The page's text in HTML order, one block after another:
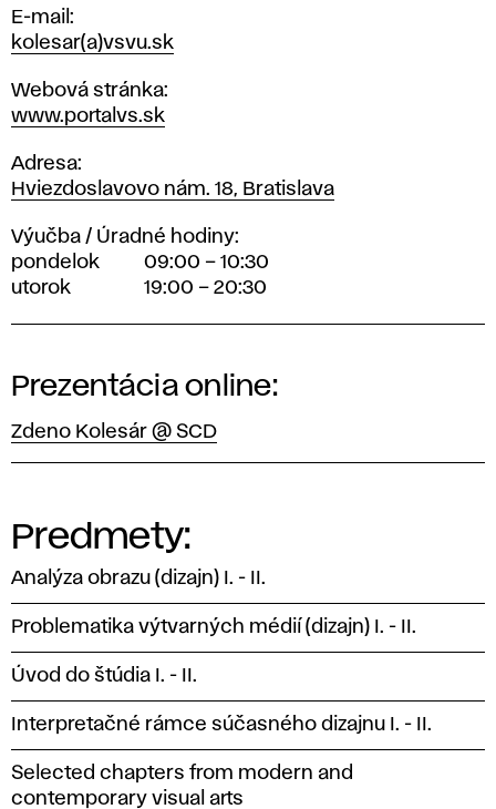
E-mail
kolesar(a)vsvu.sk
Webová stránka
www.portalvs.sk
Adresa
Hviezdoslavovo nám. 18, Bratislava
Výučba / Úradné hodiny
pondelok
09:00 – 10:30
utorok
19:00 – 20:30
Prezentácia online:
Zdeno Kolesár @ SCD
Predmety:
Analýza obrazu (dizajn) I. - II.
Problematika výtvarných médií (dizajn) I. - II.
Úvod do štúdia I. - II.
Interpretačné rámce súčasného dizajnu I. - II.
Selected chapters from modern and
contemporary visual arts